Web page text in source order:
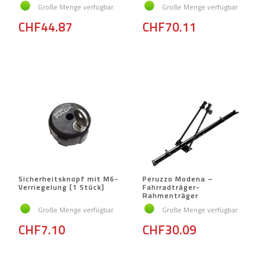
Große Menge verfügbar
CHF44.87
Große Menge verfügbar
CHF70.11
Sicherheitsknopf mit M6-
Verriegelung [1 Stück]
Große Menge verfügbar
CHF7.10
Peruzzo Modena –
Fahrradträger-
Rahmenträger
Große Menge verfügbar
CHF30.09